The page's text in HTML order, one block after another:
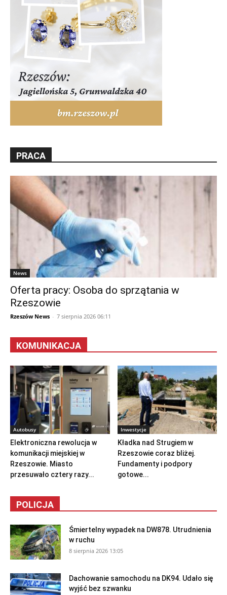
PRACA
News
Oferta pracy: Osoba do sprzątania w
Rzeszowie
Rzeszów News - 7 sierpnia 2026 06:11
KOMUNIKACJA
Autobusy
Elektroniczna rewolucja w
komunikacji miejskiej w
Rzeszowie. Miasto
przesuwało cztery razy...
Inwestycje
Kładka nad Strugiem w
Rzeszowie coraz bliżej.
Fundamenty i podpory
gotowe...
POLICJA
Śmiertelny wypadek na DW878. Utrudnienia
w ruchu
8 sierpnia 2026 13:05
Dachowanie samochodu na DK94. Udało się
wyjść bez szwanku